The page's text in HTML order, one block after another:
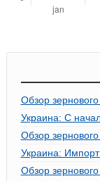
Обзор
Украина: С
Обзор
Украина:
Обзор